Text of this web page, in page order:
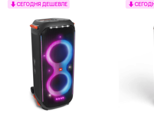
СЕГОДНЯ ДЕШЕВЛЕ